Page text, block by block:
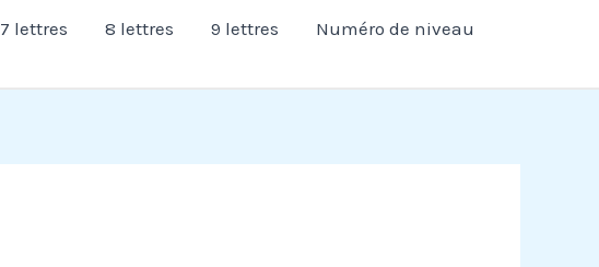
7 lettres 8 lettres 9 lettres
Numéro de niveau